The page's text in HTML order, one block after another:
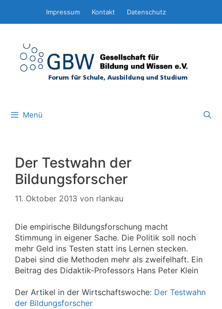
springen
Impressum Kontakt Datenschutz
Menü
Der Testwahn der
Bildungsforscher
11. Oktober 2013 von rlankau
Die empirische Bildungsforschung macht
Stimmung in eigener Sache. Die Politik soll noch
mehr Geld ins Testen statt ins Lernen stecken.
Dabei sind die Methoden mehr als zweifelhaft. Ein
Beitrag des Didaktik-Professors Hans Peter Klein
Der Artikel in der Wirtschaftswoche: Der Testwahn
der Bildungsforscher